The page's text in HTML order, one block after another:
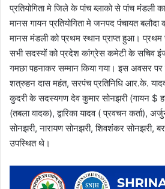
प्रतियोगिता मे जिले के पांच ब्लाको से पांच
मानस गायन प्रतियोगिता मे जनपद पंचायत
मानस मंडली को प्रथम स्थान प्राप्त हुआ।
सभी सदस्यों को प्रदेश कांग्रेस कमेटी के सचिव
गमछा पहनाकर सम्मान किया गया। इस अवसर
शत्रुहन दास महंत, सरपंच प्रतिनिधि आर.के.
कुदरी के सदस्यगण देव कुमार सोनझरी (गायन $
(तबला वादक), द्वारिका यादव ( प्रवचन कर्ता),
सोनझरी, नारायण सोनझरी, शिवशंकर सोनझरी,
उपस्थित थे।